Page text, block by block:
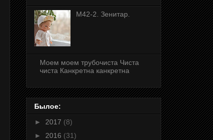
M42-2. Зенитар.
Моем моем трубочиста Чиста
чиста Канкретна канкретна
Былое:
► 2017 (8)
► 2016 (31)